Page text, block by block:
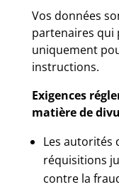
Vos données
partenaires qui
uniquement
instructions.
Exigences
matière de
Les autorités
réquisitions
contre la